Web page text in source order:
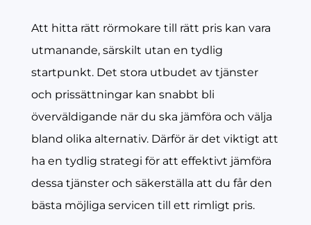
Att hitta rätt rörmokare till rätt pris kan vara
utmanande, särskilt utan en tydlig
startpunkt. Det stora utbudet av tjänster
och prissättningar kan snabbt bli
överväldigande när du ska jämföra och välja
bland olika alternativ. Därför är det viktigt att
ha en tydlig strategi för att effektivt jämföra
dessa tjänster och säkerställa att du får den
bästa möjliga servicen till ett rimligt pris.